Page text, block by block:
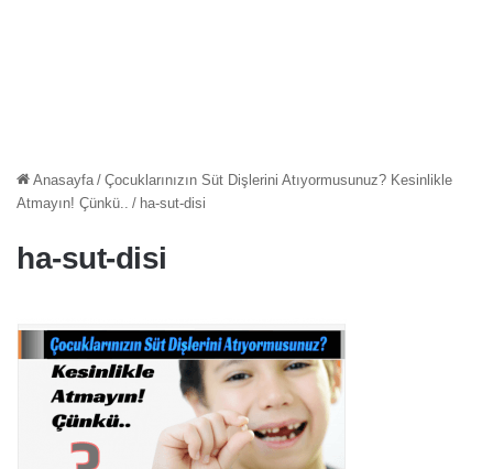
Anasayfa / Çocuklarınızın Süt Dişlerini Atıyormusunuz? Kesinlikle
Atmayın! Çünkü..
/ ha-sut-disi
ha-sut-disi